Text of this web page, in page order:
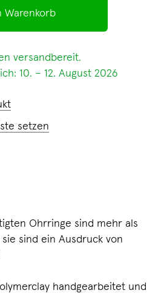
Warenkorb
versandbereit.
10. – 12. August 2026
setzen
Ohrringe sind mehr als
sind ein Ausdruck von
handgearbeitet und